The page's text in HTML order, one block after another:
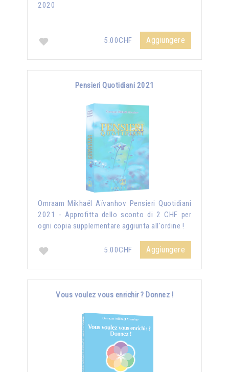
2020
5.00CHF Aggiungere
Pensieri Quotidiani 2021
Omraam Mikhaël Aïvanhov Pensieri Quotidiani
2021 - Approfitta dello sconto di 2 CHF per
ogni copia supplementare aggiunta all'ordine !
5.00CHF Aggiungere
Vous voulez vous enrichir ? Donnez !